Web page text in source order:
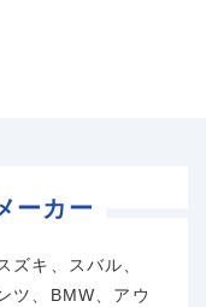
ーカー
ズキ、スバル、
ツ、BMW、アウ